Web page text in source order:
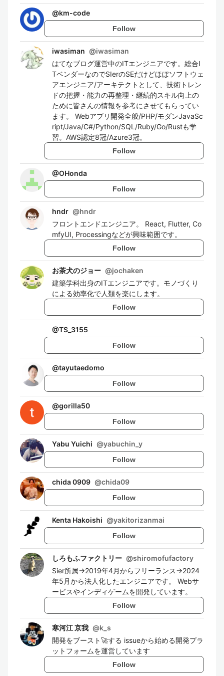
@km-code
Follow
iwasiman @iwasiman
はてなブログ運営中のITエンジニアです。総合I
TベンダーなのでSIerのSEだけどほぼソフトウェ
アエンジニア/アーキテクトとして、技術トレン
ドの把握・能力の再整理・継続的スキル向上の
ために皆さんの情報を参考にさせてもらってい
ます。 Webアプリ開発全般/PHP/モダンJavaSc
ript/Java/C#/Python/SQL/Ruby/Go/Rustも学
習。AWS認定8冠/Azure3冠。
Follow
@OHonda
Follow
hndr @hndr
フロントエンドエンジニア。 React, Flutter, Co
mfyUI, Processingなどが興味範囲です。
Follow
お茶犬のジョー @jochaken
建築学科出身のITエンジニアです。モノづくり
による効率化で人類を楽にします。
Follow
@TS_3155
Follow
@tayutaedomo
Follow
@gorilla50
Follow
Yabu Yuichi @yabuchin_y
Follow
chida 0909 @chida09
Follow
Kenta Hakoishi @yakitorizanmai
Follow
しろもふファクトリー @shiromofufactory
Sier所属→2019年4月からフリーランス→2024
年5月から法人化したエンジニアです。 Webサ
ービスやインディゲームを開発しています。
Follow
寒河江 京我 @k_s
開発をブースト🚀する issueから始める開発プラ
ットフォームを運営しています
Follow